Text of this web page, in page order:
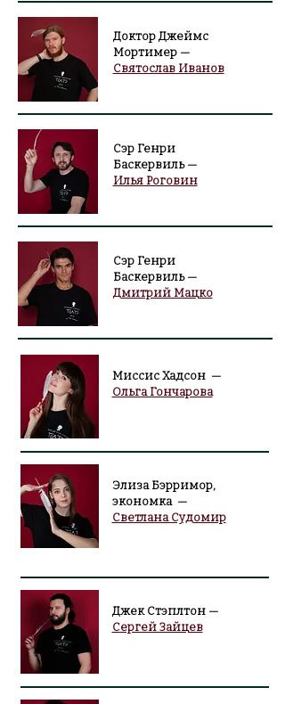
Доктор Джеймс
Мортимер —
Святослав Иванов
Сэр Генри
Баскервиль —
Илья Роговин
Сэр Генри
Баскервиль —
Дмитрий Мацко
Миссис Хадсон —
Ольга Гончарова
Элиза Бэрримор,
экономка —
Светлана Судомир
Джек Стэплтон —
Сергей Зайцев